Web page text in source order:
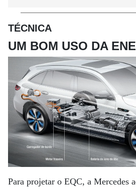
TÉCNICA
UM BOM USO DA
Para projetar o EQC, a Mercedes